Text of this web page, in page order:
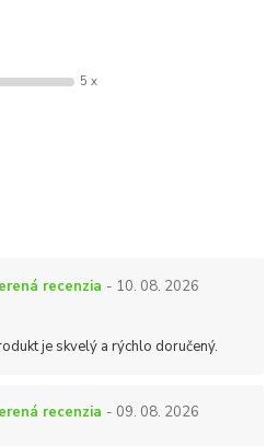
5 x
recenzia - 10. 08. 2026
je skvelý a rýchlo doručený.
recenzia - 09. 08. 2026